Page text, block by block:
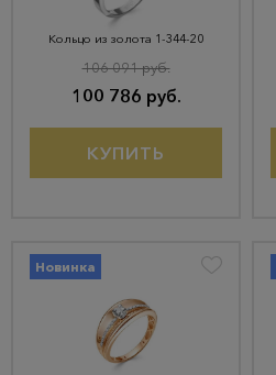
Кольцо из золота 1-344-20
100 786 руб.
106 091 руб.
КУПИТЬ
Новинка